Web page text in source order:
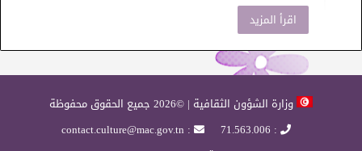
اقرأ المزيد
وزارة الشؤون الثقافية | ©2026 جميع الحقوق محفوظة
: 71.563.006
: contact.culture@mac.gov.tn